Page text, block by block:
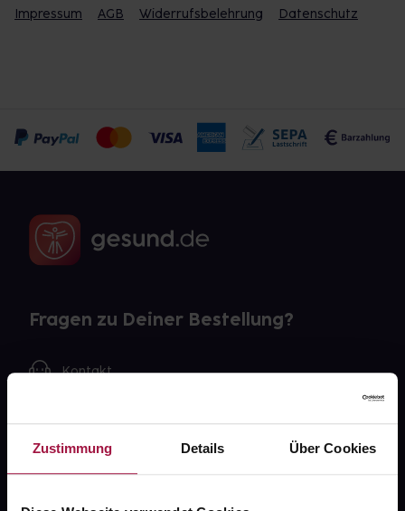
Zustimmung Details Über Cookies
Impressum AGB Widerrufsbelehrung Datenschutz
Fragen zu Deiner Bestellung?
Kontakt
Widerrufsformular